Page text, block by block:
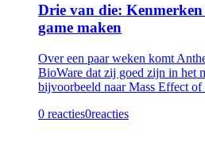
Drie van die: Kenmerken
game maken
Over een paar weken komt
BioWare dat zij goed zijn in het
bijvoorbeeld naar Mass Effect
0 reacties0reacties